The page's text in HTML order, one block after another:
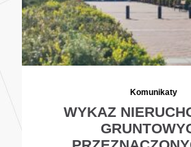
Komunikaty
WYKAZ